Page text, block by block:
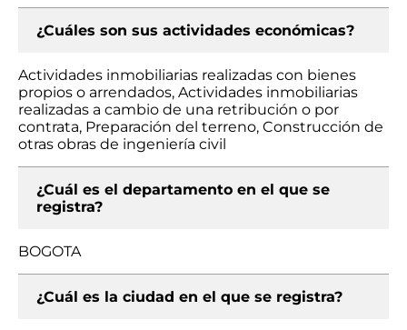
¿Cuáles son sus actividades económicas?
Actividades inmobiliarias realizadas con bienes
propios o arrendados, Actividades inmobiliarias
realizadas a cambio de una retribución o por
contrata, Preparación del terreno, Construcción de
otras obras de ingeniería civil
¿Cuál es el departamento en el que se
registra?
BOGOTA
¿Cuál es la ciudad en el que se registra?